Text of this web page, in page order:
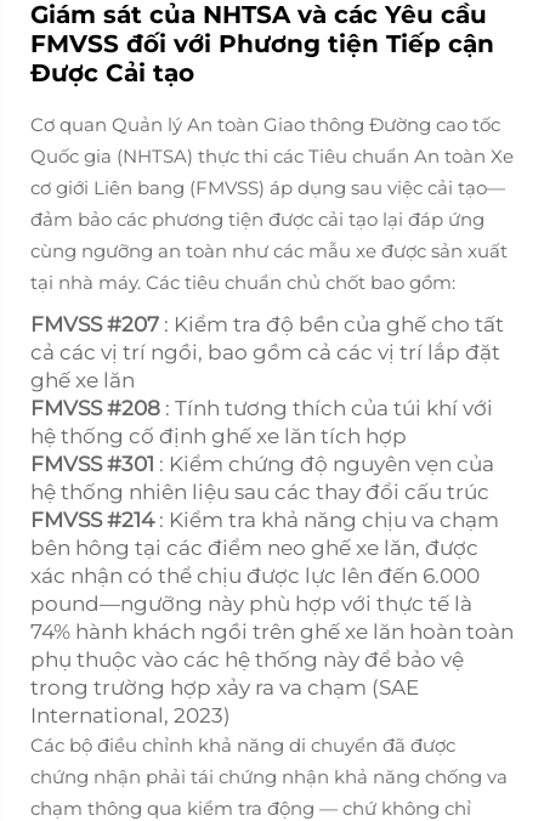
Giám sát của NHTSA và các Yêu cầu
FMVSS đối với Phương tiện Tiếp cận
Được Cải tạo
Cơ quan Quản lý An toàn Giao thông Đường cao tốc
Quốc gia (NHTSA) thực thi các Tiêu chuẩn An toàn Xe
cơ giới Liên bang (FMVSS) áp dụng sau việc cải tạo—
đảm bảo các phương tiện được cải tạo lại đáp ứng
cùng ngưỡng an toàn như các mẫu xe được sản xuất
tại nhà máy. Các tiêu chuẩn chủ chốt bao gồm:
FMVSS #207 : Kiểm tra độ bền của ghế cho tất
cả các vị trí ngồi, bao gồm cả các vị trí lắp đặt
ghế xe lăn
FMVSS #208 : Tính tương thích của túi khí với
hệ thống cố định ghế xe lăn tích hợp
FMVSS #301 : Kiểm chứng độ nguyên vẹn của
hệ thống nhiên liệu sau các thay đổi cấu trúc
FMVSS #214 : Kiểm tra khả năng chịu va chạm
bên hông tại các điểm neo ghế xe lăn, được
xác nhận có thể chịu được lực lên đến 6.000
pound—ngưỡng này phù hợp với thực tế là
74% hành khách ngồi trên ghế xe lăn hoàn toàn
phụ thuộc vào các hệ thống này để bảo vệ
trong trường hợp xảy ra va chạm (SAE
International, 2023)
Các bộ điều chỉnh khả năng di chuyển đã được
chứng nhận phải tái chứng nhận khả năng chống va
chạm thông qua kiểm tra động — chứ không chỉ